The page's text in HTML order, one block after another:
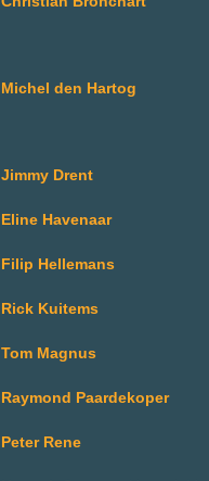
Michel den Hartog
Jimmy Drent
Eline Havenaar
Filip Hellemans
Rick Kuitems
Tom Magnus
Raymond Paardekoper
Peter Rene